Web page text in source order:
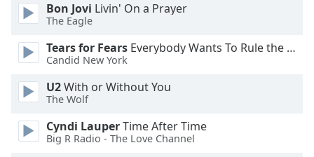
Text
Background
Color
Opacity
Caption
Bon Jovi Livin' On a Prayer
The Eagle
Tears for Fears Everybody Wants To Rule the World
Candid New York
U2With or Without You
The Wolf
Cyndi LauperTime After Time
Big R Radio - The Love Channel